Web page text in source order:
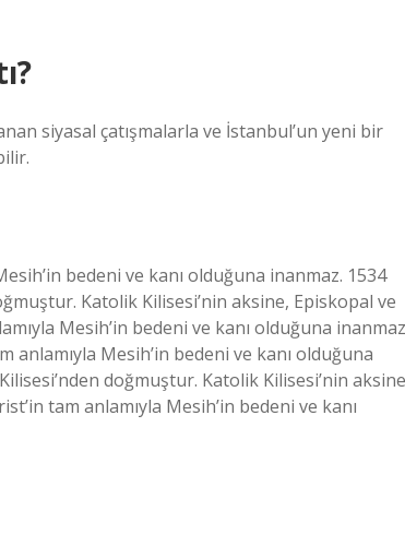
siyasal çatışmalarla ve İstanbul’un yeni bir
bedeni ve kanı olduğuna inanmaz. 1534
Katolik Kilisesi’nin aksine, Episkopal ve
Mesih’in bedeni ve kanı olduğuna
anlamıyla Mesih’in bedeni ve kanı olduğuna
doğmuştur. Katolik Kilisesi’nin
tam anlamıyla Mesih’in bedeni ve kanı